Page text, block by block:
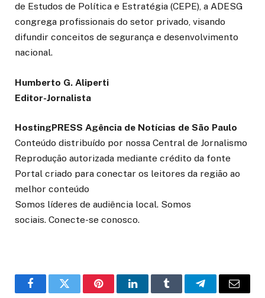
de Estudos de Política e Estratégia (CEPE), a ADESG
congrega profissionais do setor privado, visando
difundir conceitos de segurança e desenvolvimento
nacional.
Humberto G. Aliperti
Editor-Jornalista
HostingPRESS Agência de Notícias de São Paulo
Conteúdo distribuído por nossa Central de Jornalismo
Reprodução autorizada mediante crédito da fonte
Portal criado para conectar os leitores da região ao
melhor conteúdo
Somos líderes de audiência local. Somos
sociais. Conecte-se conosco.
o
Twitter PinterestLinkedInTumblr Telegrama
E-